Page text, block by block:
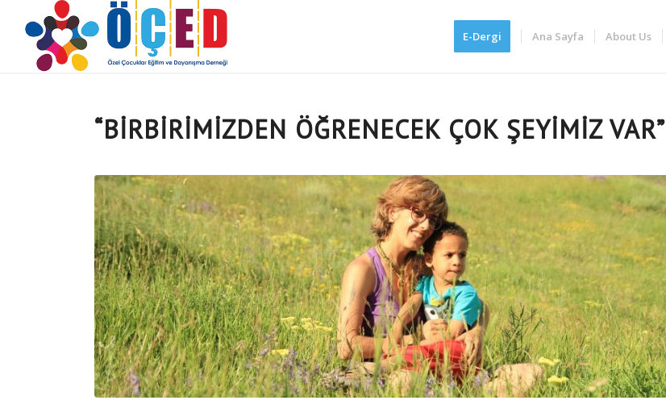
E-Dergi Ana Sayfa About Us
“BIRBIRIMIZDEN ÖĞRENECEK ÇOK ŞEYIMIZ VAR”